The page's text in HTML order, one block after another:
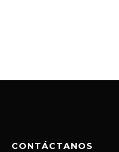
CONTÁCTANOS